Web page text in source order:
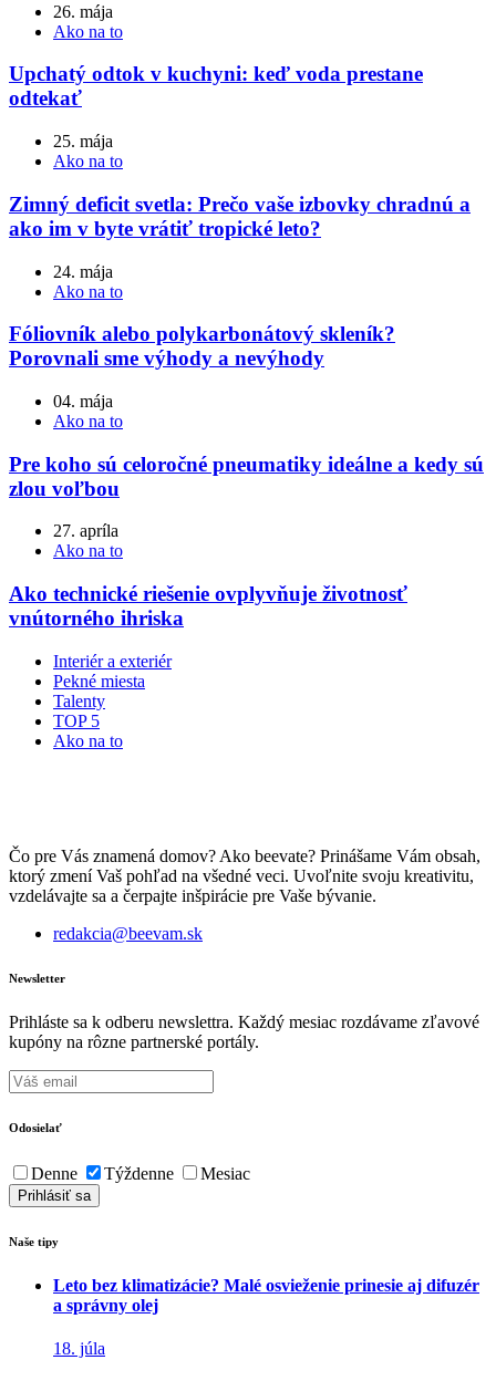
26. mája
Ako na to
Upchatý odtok v kuchyni: keď voda prestane
odtekať
25. mája
Ako na to
Zimný deficit svetla: Prečo vaše izbovky chradnú a
ako im v byte vrátiť tropické leto?
24. mája
Ako na to
Fóliovník alebo polykarbonátový skleník?
Porovnali sme výhody a nevýhody
04. mája
Ako na to
Pre koho sú celoročné pneumatiky ideálne a kedy sú
zlou voľbou
27. apríla
Ako na to
Ako technické riešenie ovplyvňuje životnosť
vnútorného ihriska
Interiér a exteriér
Pekné miesta
Talenty
TOP 5
Ako na to
Čo pre Vás znamená domov? Ako beevate? Prinášame Vám obsah,
ktorý zmení Vaš pohľad na všedné veci. Uvoľnite svoju kreativitu,
vzdelávajte sa a čerpajte inšpirácie pre Vaše bývanie.
redakcia@beevam.sk
Newsletter
Prihláste sa k odberu newslettra. Každý mesiac rozdávame zľavové
kupóny na rôzne partnerské portály.
Odosielať
Denne Týždenne Mesiac
Naše tipy
Leto bez klimatizácie? Malé osvieženie prinesie aj difuzér
a správny olej
18. júla